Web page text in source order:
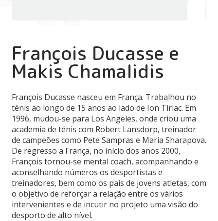
François Ducasse e
Makis Chamalidis
François Ducasse nasceu em França. Trabalhou no
ténis ao longo de 15 anos ao lado de Ion Tiriac. Em
1996, mudou-se para Los Angeles, onde criou uma
academia de ténis com Robert Lansdorp, treinador
de campeões como Pete Sampras e Maria Sharapova.
De regresso a França, no início dos anos 2000,
François tornou-se mental coach, acompanhando e
aconselhando números os desportistas e
treinadores, bem como os pais de jovens atletas, com
o objetivo de reforçar a relação entre os vários
intervenientes e de incutir no projeto uma visão do
desporto de alto nível.